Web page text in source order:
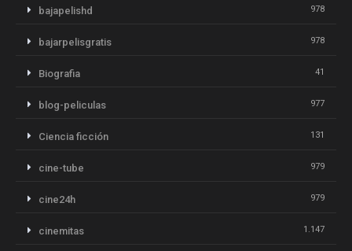
bajapelishd 978
bajarpelisgratis 978
Biografia 41
blog-peliculas 977
Ciencia ficción 131
cine-tube 979
cine24h 979
cinemitas 1.147